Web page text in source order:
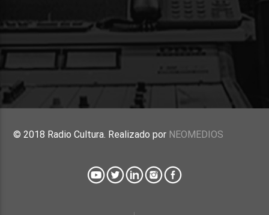
© 2018 Radio Cultura. Realizado por NEOMEDIOS